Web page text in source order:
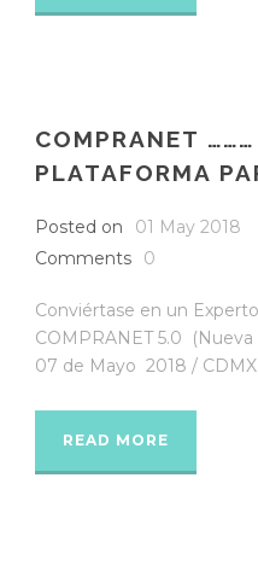
COMPRANET
PLATAFORMA
Posted on
01 May 2018
Comments
0
Conviértase en un
COMPRANET 5.0
07 de Mayo 2018 / CDMX
READ MORE